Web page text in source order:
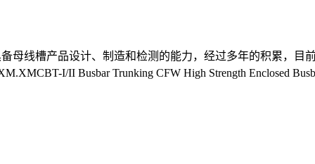
母线槽产品设计、制造和检测的能力，经过多年的积累，
I/II Busbar Trunking CFW High Strength Enclosed